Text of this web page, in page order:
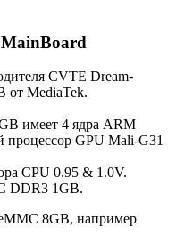
CVTE Dream-
от MediaTek.
имеет 4 ядра ARM
процессор GPU Mali-G31
CPU 0.95 & 1.0V.
DDR3 1GB.
8GB, например